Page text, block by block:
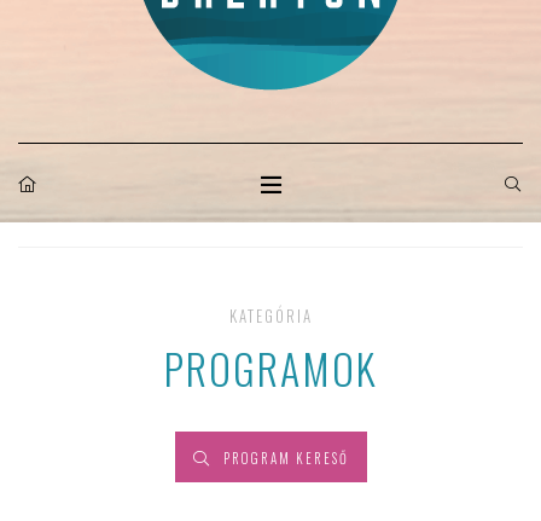
KATEGÓRIA
PROGRAMOK
PROGRAM KERESŐ